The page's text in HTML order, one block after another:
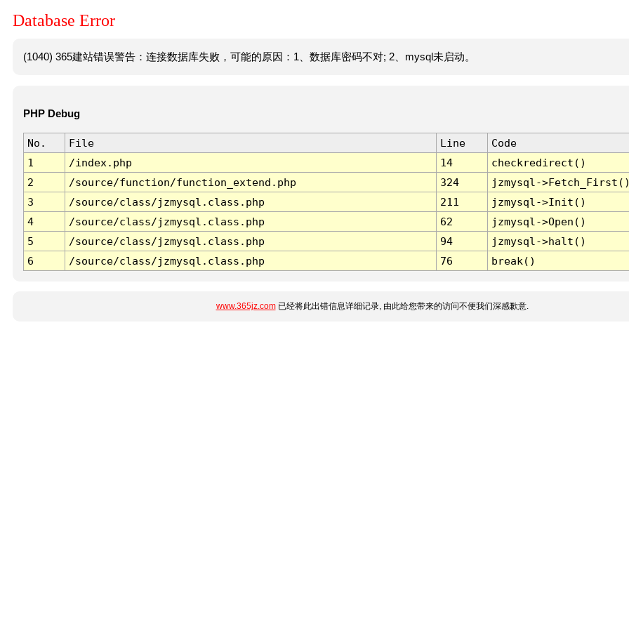
Database Error
(1040) 365建站错误警告：连接数据库失败，可能的原因：1、数据库密码不对; 2、mysql未启动。
PHP Debug
No. File Line
Code
1
/index.php 14
checkredirect()
2
/source/function/function_extend.php 324
jzmysql-
3
/source/class/jzmysql.class.php 211
jzmysql->Init()
4
/source/class/jzmysql.class.php 62
jzmysql->Open()
5
/source/class/jzmysql.class.php 94
jzmysql->halt()
6
/source/class/jzmysql.class.php 76 break()
www.365jz.com已经将此出错信息详细记录, 由此给您带来的访问不便我们深感歉意.